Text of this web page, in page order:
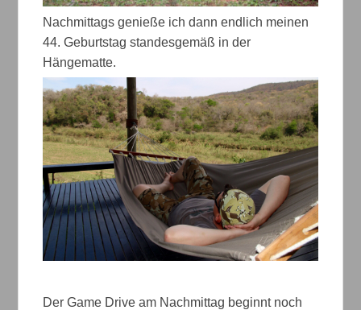
Nachmittags genieße ich dann endlich meinen
44. Geburtstag standesgemäß in der
Hängematte.
Der Game Drive am Nachmittag beginnt noch